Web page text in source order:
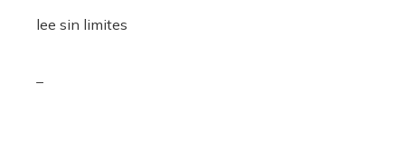
lee sin limites